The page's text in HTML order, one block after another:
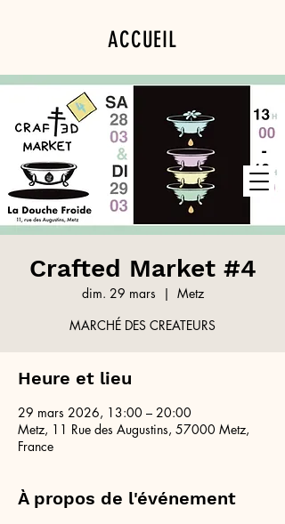
ACCUEIL
PROGRAMMATION
PRIVATISATION
Crafted Market #4
dim. 29 mars
  |
Metz
MARCHÉ DES CREATEURS
Heure et lieu
29 mars 2026, 13:00 – 20:00
Metz, 11 Rue des Augustins, 57000 Metz,
France
À propos de l'événement